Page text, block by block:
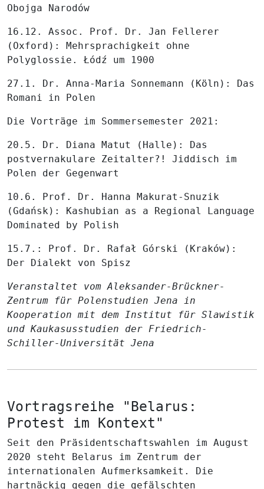
Obojga Narodów
16.12. Assoc. Prof. Dr. Jan Fellerer
(Oxford): Mehrsprachigkeit ohne
Polyglossie. Łódź um 1900
27.1. Dr. Anna-Maria Sonnemann (Köln): Das
Romani in Polen
Die Vorträge im Sommersemester 2021:
20.5. Dr. Diana Matut (Halle): Das
postvernakulare Zeitalter?! Jiddisch im
Polen der Gegenwart
10.6. Prof. Dr. Hanna Makurat-Snuzik
(Gdańsk): Kashubian as a Regional Language
Dominated by Polish
15.7.: Prof. Dr. Rafał Górski (Kraków):
Der Dialekt von Spisz
Veranstaltet vom Aleksander-Brückner-
Zentrum für Polenstudien Jena in
Kooperation mit dem Institut für Slawistik
und Kaukasusstudien der Friedrich-
Schiller-Universität Jena
Vortragsreihe "Belarus:
Protest im Kontext"
Seit den Präsidentschaftswahlen im August
2020 steht Belarus im Zentrum der
internationalen Aufmerksamkeit. Die
hartnäckig gegen die gefälschten